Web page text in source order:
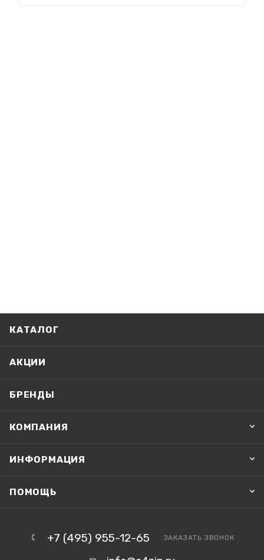
КАТАЛОГ
АКЦИИ
БРЕНДЫ
КОМПАНИЯ
ИНФОРМАЦИЯ
ПОМОЩЬ
+7 (495) 955-12-65 ЗАКАЗАТЬ ЗВОНОК